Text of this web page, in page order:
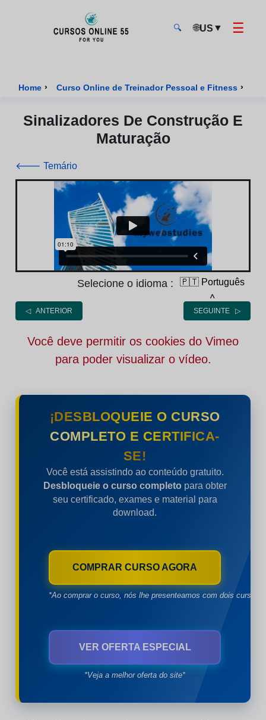
🔍 🌐US ▼ ☰
Home › Curso Online de Treinador Pessoal e Fitness ›
Sinalizadores De Construção E
Maturação
🡐 Temário
Selecione o idioma :
🇵🇹 Português
˄
◁ ANTERIOR SEGUINTE ▷
Você deve permitir os cookies do Vimeo
para poder visualizar o vídeo.
¡DESBLOQUEIE O CURSO
COMPLETO E CERTIFICA-
SE!
Você está assistindo ao conteúdo gratuito.
Desbloqueie o curso completopara obter
seu certificado, exames e material para
download.
COMPRAR CURSO AGORA
*Ao comprar o curso, nós lhe presenteamos com dois cursos
VER OFERTA ESPECIAL
*Veja a melhor oferta do site*